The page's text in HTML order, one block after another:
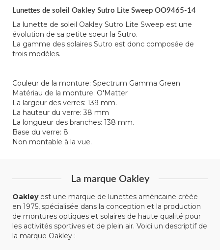
Lunettes de soleil Oakley Sutro Lite Sweep OO9465-14
La lunette de soleil Oakley Sutro Lite Sweep est une
évolution de sa petite soeur la Sutro.
La gamme des solaires Sutro est donc composée de
trois modèles.
Couleur de la monture: Spectrum Gamma Green
Matériau de la monture: O'Matter
La largeur des verres: 139 mm.
La hauteur du verre: 38 mm
La longueur des branches: 138 mm.
Base du verre: 8
Non montable à la vue.
La marque Oakley
Oakleyest une marque de lunettes américaine créée
en 1975, spécialisée dans la conception et la production
de montures optiques et solaires de haute qualité pour
les activités sportives et de plein air. Voici un descriptif de
la marque Oakley :